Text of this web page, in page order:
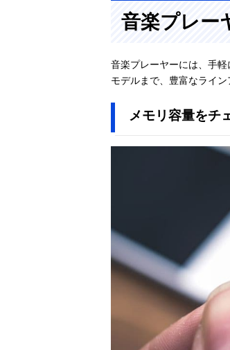
音楽プレー
音楽プレーヤーには、手
モデルまで、豊富なライ
メモリ容量をチ